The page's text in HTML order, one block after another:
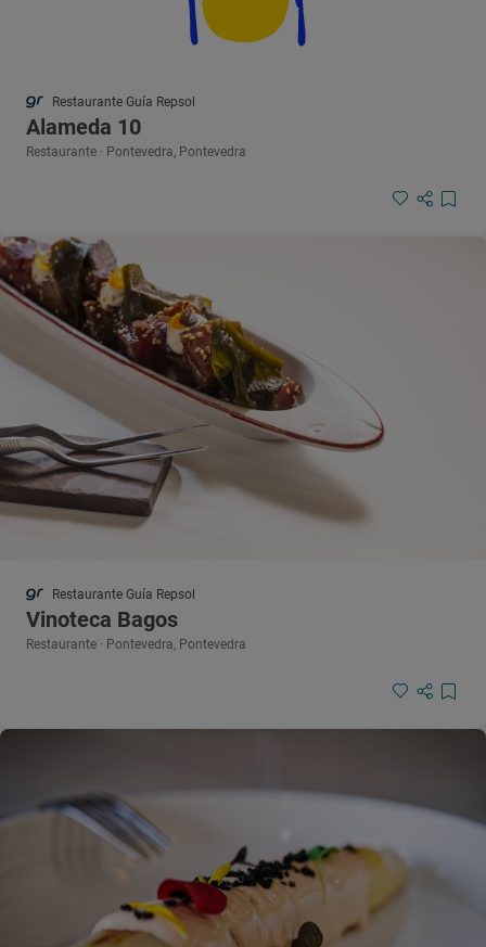
Restaurante Guía Repsol
Alameda 10
Restaurante · Pontevedra, Pontevedra
Restaurante Guía Repsol
Vinoteca Bagos
Restaurante · Pontevedra, Pontevedra